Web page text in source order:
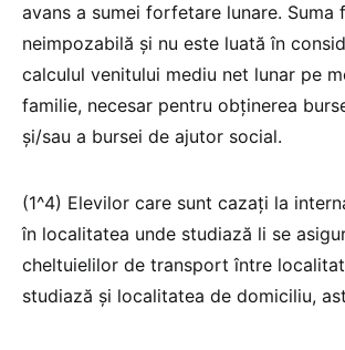
avans a sumei forfetare lunare. Suma
neimpozabilă și nu este luată în
calculul venitului mediu net lunar pe
familie, necesar pentru obținerea
și/sau a bursei de ajutor social.
(1^4) Elevilor care sunt cazați la
în localitatea unde studiază li se
cheltuielilor de transport între
studiază și localitatea de domiciliu,